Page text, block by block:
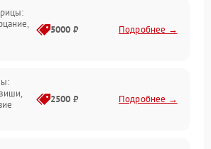
сбои
5000 ₽ Подробнее →
2500 ₽ Подробнее →